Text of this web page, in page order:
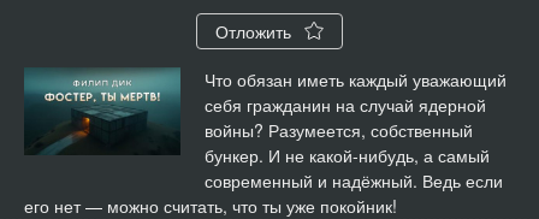
Отложить
Что обязан иметь каждый уважающий
себя гражданин на случай ядерной
войны? Разумеется, собственный
бункер. И не какой-нибудь, а самый
современный и надёжный. Ведь если
его нет — можно считать, что ты уже покойник!